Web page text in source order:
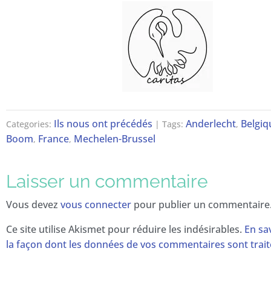
Categories: Ils nous ont précédés | Tags: Anderlecht,
Boom, France, Mechelen-Brussel
Laisser un commentaire
Vous devez vous connecter pour publier un
Ce site utilise Akismet pour réduire les indésirables. En
la façon dont les données de vos commentaires sont